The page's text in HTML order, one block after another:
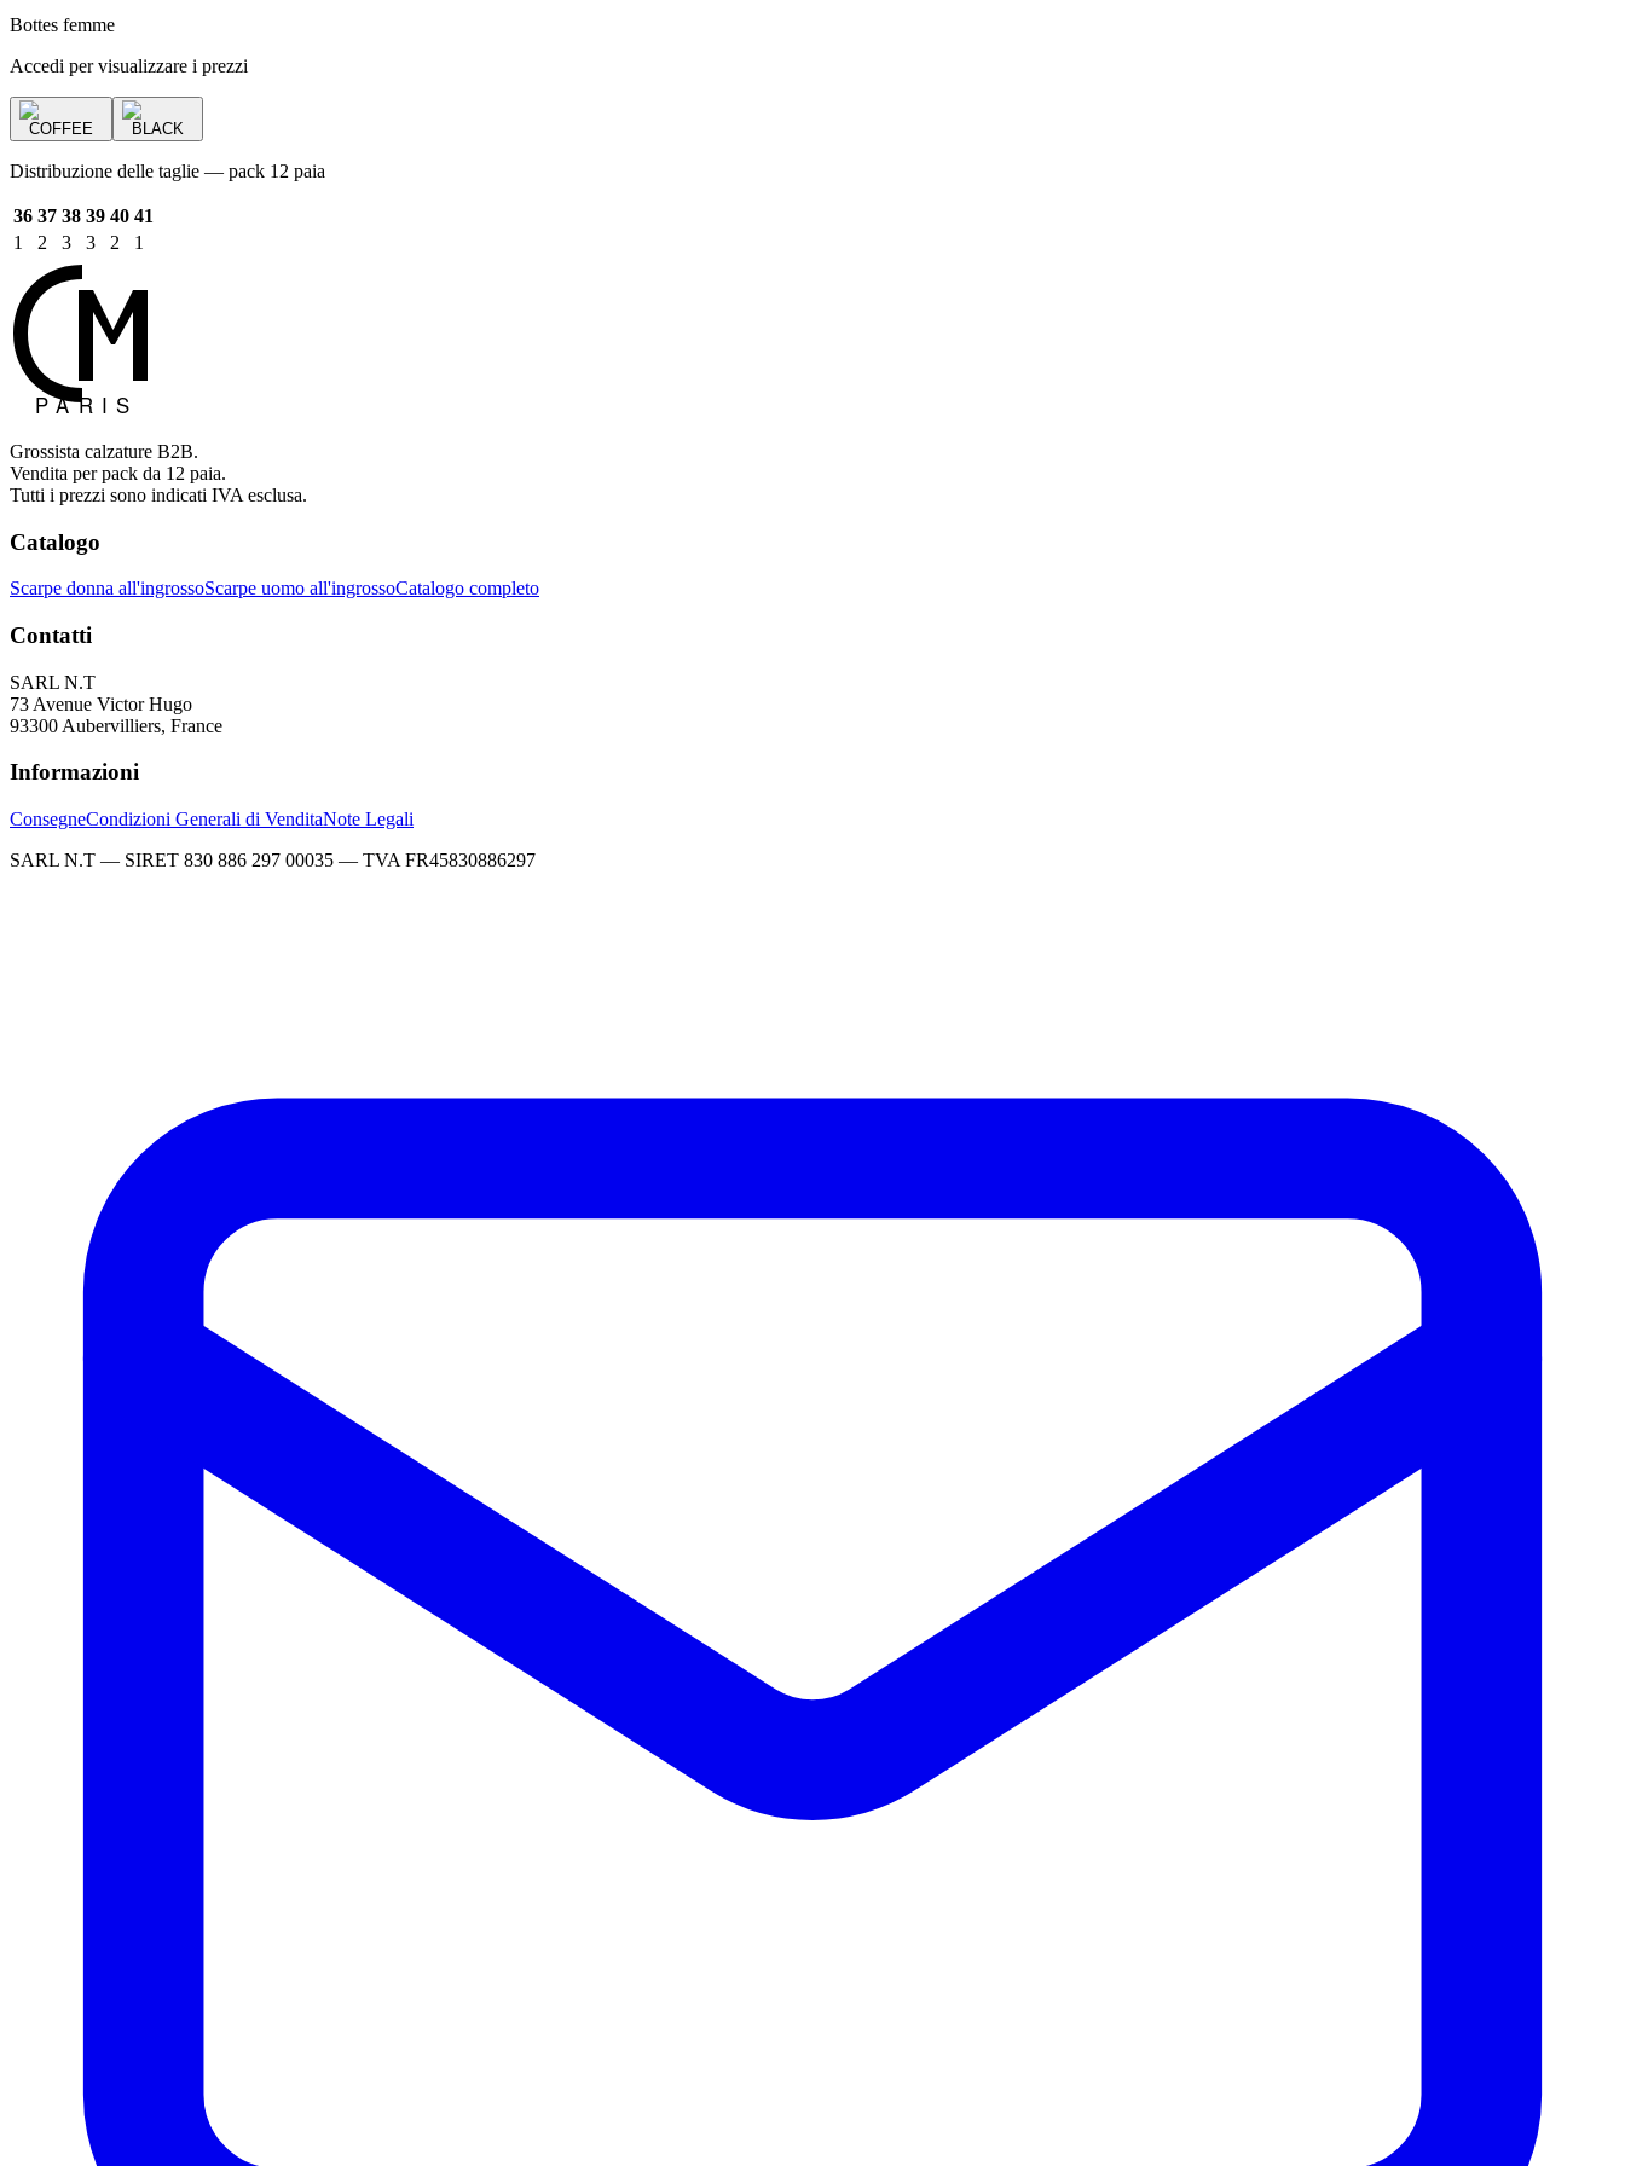
Bottes femme
Accedi per visualizzare i prezzi
COFFEE BLACK
Distribuzione delle taglie — pack 12 paia
36 37 38 39 40 41
1
2 3 3 2 1
Grossista calzature B2B.
Vendita per pack da 12 paia.
Tutti i prezzi sono indicati IVA esclusa.
Catalogo
Scarpe donna all'ingrossoScarpe uomo all'ingrossoCatalogo completo
Contatti
SARL N.T
73 Avenue Victor Hugo
93300 Aubervilliers, France
Informazioni
ConsegneCondizioni Generali di VenditaNote Legali
SARL N.T — SIRET 830 886 297 00035 — TVA FR45830886297